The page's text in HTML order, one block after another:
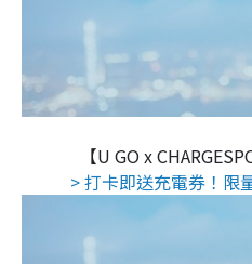
【U GO x
> 打卡即送充電券！限